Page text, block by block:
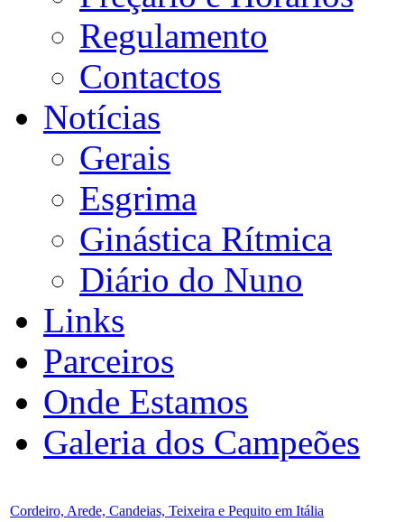
Regulamento
Contactos
Notícias
Gerais
Esgrima
Ginástica Rítmica
Diário do Nuno
Links
Parceiros
Onde Estamos
Galeria dos Campeões
Cordeiro, Arede, Candeias, Teixeira e Pequito em Itália